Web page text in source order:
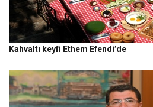
Kahvaltı keyfi Ethem Efendi’de